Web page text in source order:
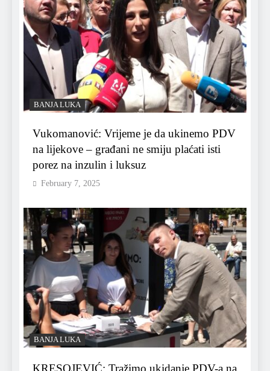
BANJA LUKA
Vukomanović: Vrijeme je da ukinemo PDV
na lijekove – građani ne smiju plaćati isti
porez na inzulin i luksuz
February 7, 2025
BANJA LUKA
KRESOJEVIĆ: Tražimo ukidanje PDV-a na